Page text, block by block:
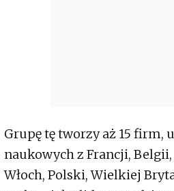
Grupę tę tworzy aż 15 firm,
naukowych z Francji,
Włoch, Polski, Wielkiej